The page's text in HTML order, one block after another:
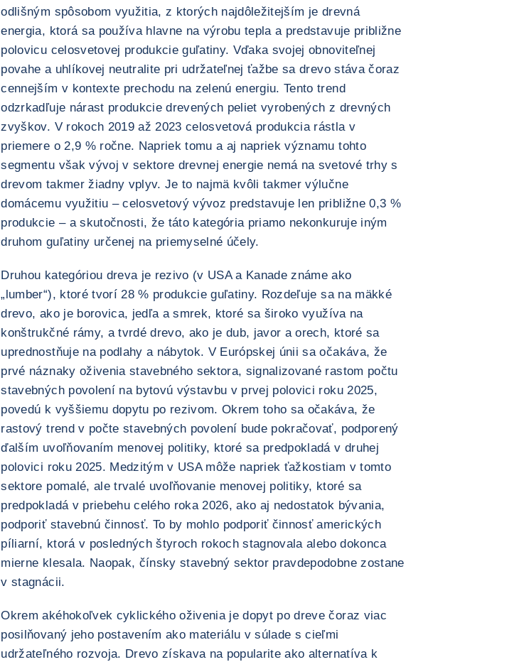
odlišným spôsobom využitia, z ktorých najdôležitejším je drevná
energia, ktorá sa používa hlavne na výrobu tepla a predstavuje približne
polovicu celosvetovej produkcie guľatiny. Vďaka svojej obnoviteľnej
povahe a uhlíkovej neutralite pri udržateľnej ťažbe sa drevo stáva čoraz
cennejším v kontexte prechodu na zelenú energiu. Tento trend
odzrkadľuje nárast produkcie drevených peliet vyrobených z drevných
zvyškov. V rokoch 2019 až 2023 celosvetová produkcia rástla v
priemere o 2,9 % ročne. Napriek tomu a aj napriek významu tohto
segmentu však vývoj v sektore drevnej energie nemá na svetové trhy s
drevom takmer žiadny vplyv. Je to najmä kvôli takmer výlučne
domácemu využitiu – celosvetový vývoz predstavuje len približne 0,3 %
produkcie – a skutočnosti, že táto kategória priamo nekonkuruje iným
druhom guľatiny určenej na priemyselné účely.
Druhou kategóriou dreva je rezivo (v USA a Kanade známe ako
„lumber“), ktoré tvorí 28 % produkcie guľatiny. Rozdeľuje sa na mäkké
drevo, ako je borovica, jedľa a smrek, ktoré sa široko využíva na
konštrukčné rámy, a tvrdé drevo, ako je dub, javor a orech, ktoré sa
uprednostňuje na podlahy a nábytok. V Európskej únii sa očakáva, že
prvé náznaky oživenia stavebného sektora, signalizované rastom počtu
stavebných povolení na bytovú výstavbu v prvej polovici roku 2025,
povedú k vyššiemu dopytu po rezivom. Okrem toho sa očakáva, že
rastový trend v počte stavebných povolení bude pokračovať, podporený
ďalším uvoľňovaním menovej politiky, ktoré sa predpokladá v druhej
polovici roku 2025. Medzitým v USA môže napriek ťažkostiam v tomto
sektore pomalé, ale trvalé uvoľňovanie menovej politiky, ktoré sa
predpokladá v priebehu celého roka 2026, ako aj nedostatok bývania,
podporiť stavebnú činnosť. To by mohlo podporiť činnosť amerických
píliarní, ktorá v posledných štyroch rokoch stagnovala alebo dokonca
mierne klesala. Naopak, čínsky stavebný sektor pravdepodobne zostane
v stagnácii.
Okrem akéhokoľvek cyklického oživenia je dopyt po dreve čoraz viac
posilňovaný jeho postavením ako materiálu v súlade s cieľmi
udržateľného rozvoja. Drevo získava na popularite ako alternatíva k